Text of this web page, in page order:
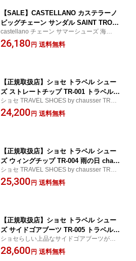
【SALE】CASTELLANO カステラーノ
ビッグチェーン サンダル SAINT TROP
E A3 ブラック NEGRO ｜ レザー チェ
ーン ペタンコ スリッパ きれいめ ロー
castellano チェーン サマーシューズ 海外 黒
ゴールド 輸入品 老舗 ヨーロッパ風 夏 トレ
ンド 正規品
26,180 円 送料無料
【正規取扱店】ショセ トラベル シュー
ズ ストレートチップ TR-001 トラベルシ
ューズ 雨の日 chausser ブラック ホワ
イト シルバー ブラウン レディース 靴
ショセ TRAVEL SHOES by chausser TR 00
1 マニッシュ カジュアルシューズ コンフォ
ート 晴雨兼用 仕事 ビジネス ブランド【雨
24,200 円 送料無料
【正規取扱店】ショセ トラベル シュー
ズ ウィングチップ TR-004 雨の日 chau
sser 靴 ブラック ホワイト シルバー ブ
ラウン レースアップ 革靴 履きやすい靴
ショセ TRAVEL SHOES by chausser TR 00
4 マニッシュ カジュアルシューズ コンフォ
ート 晴雨兼用 仕事 ビジネス ブランド【雨
25,300 円 送料無料
【正規取扱店】ショセ トラベル シュー
ズ サイドゴアブーツ TR-005 トラベルシ
ューズ 雨の日 生活防水 chausser 靴 ブ
ラック ブラウン ブーツ 革靴 履きやす
ショセらしい上品なサイドゴアブーツが入
荷しました【雨の日OK】【交換対応】【即
納】【土曜も発送】
28,600 円 送料無料